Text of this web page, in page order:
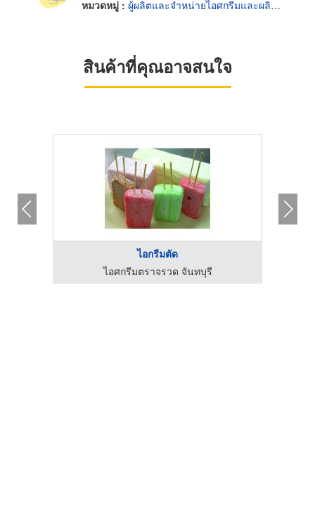
หมวดหมู่ : ผู้ผลิตและจำหน่ายไอศกรีมและผลิตภัณฑ์แช่แข็ง
สินค้าที่คุณอาจสนใจ
ไอกรีมตัด
ไอศกรีมตราจรวด จันทบุรี